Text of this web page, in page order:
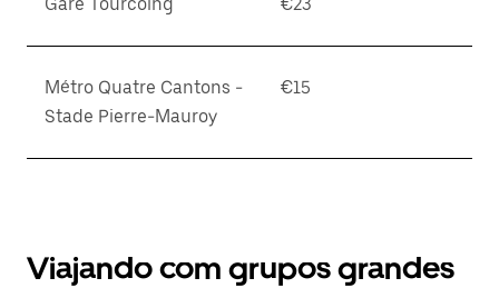
Métro Quatre Cantons -
Stade Pierre-Mauroy
€15
Viajando com grupos grandes